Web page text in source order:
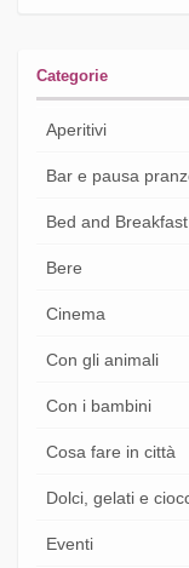
Categorie
Aperitivi
Bar e pausa
Bed and
Bere
Cinema
Con gli animali
Con i bambini
Cosa fare in città
Dolci, gelati e
Eventi